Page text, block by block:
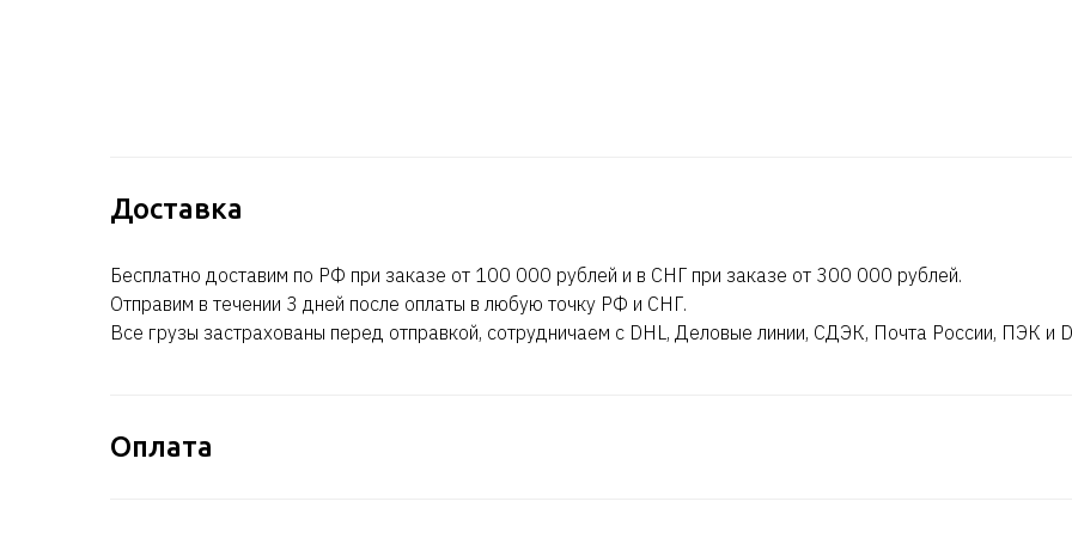
Доставка
Бесплатно доставим по РФ при заказе от 100 000 рублей и в СНГ при заказе от 300 000 рублей.
Отправим в течении 3 дней после оплаты в любую точку РФ и СНГ.
Все грузы застрахованы перед отправкой, сотрудничаем с DHL, Деловые линии, СДЭК, Почта России, ПЭК и
Оплата